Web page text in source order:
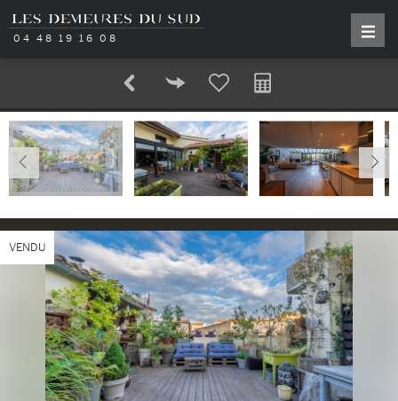
04 48 19 16 08
VENDU